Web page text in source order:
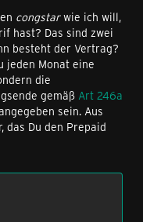
congstarwie ich will,
hast? Das sind zwei
besteht der Vertrag?
jeden Monat eine
die
gemäß Art 246a
sein. Aus
das Du den Prepaid